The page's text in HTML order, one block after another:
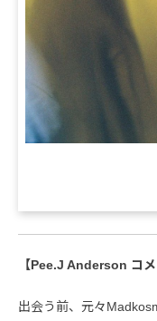
【Pee.J Anderson コメ
出会う前、元々